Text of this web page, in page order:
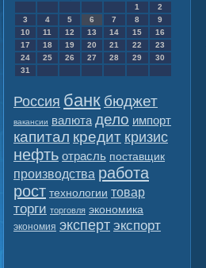
1
2
3
4 5 6 7 8
9
10
11 12 13 14 15
16
17
18 19 20 21 22
23
24
25 26 27 28 29
30
31
Россия банк бюджет
вакансии валюта дело импорт
капитал кредит кризис
нефть отрасль поставщик
производства работа
рост технологии товар
торги торговля экономика
экономия эксперт экспорт